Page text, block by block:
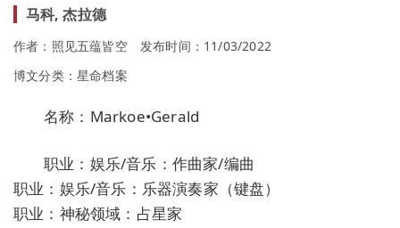
马科, 杰拉德
作者：照见五蕴皆空
发布时间：11/03/2022
博文分类： 星命档案
名称：Markoe•Gerald
职业：娱乐/音乐：作曲家/编曲
职业：娱乐/音乐：乐器演奏家（键盘）
职业：神秘领域：占星家